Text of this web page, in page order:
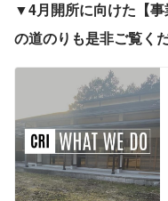
▼4月開所に向けた【事
の道のりも是非ご覧く